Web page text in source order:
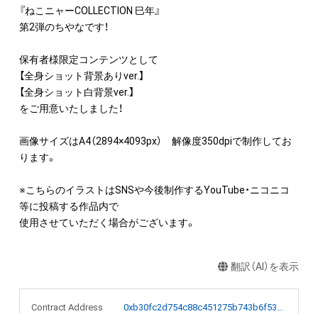
『ねこニャーCOLLECTION 巳年』
第2弾のちやなです！
保有者様限定コンテンツとして
【全身ショット背景ありver.】
【全身ショット白背景ver.】
をご用意いたしました！
画像サイズはA4（2894×4093px）　解像度350dpiで制作してお
ります。
※こちらのイラストはSNSや今後制作するYouTube・ニコニコ
等に投稿する作品内で
使用させていただく場合がございます。
翻訳（AI）を表示
Contract Address
0xb30fc2d754c88c451275b743b6f530f19f643683